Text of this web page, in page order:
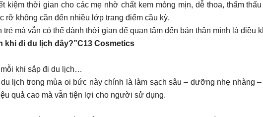
kiệm thời gian cho các mẹ nhờ chất kem mỏng mịn, dễ thoa, thẩm
rỡ không cần đến nhiều lớp trang điểm cầu kỳ.
mà vẫn có thể dành thời gian để quan tâm đến bản thân mình là điều
khi đi du lịch đây?”C13 Cosmetics
khi sắp đi du lịch…
lịch trong mùa oi bức này chính là làm sạch sâu – dưỡng nhẹ nhàng
quả cao mà vẫn tiện lợi cho người sử dụng.